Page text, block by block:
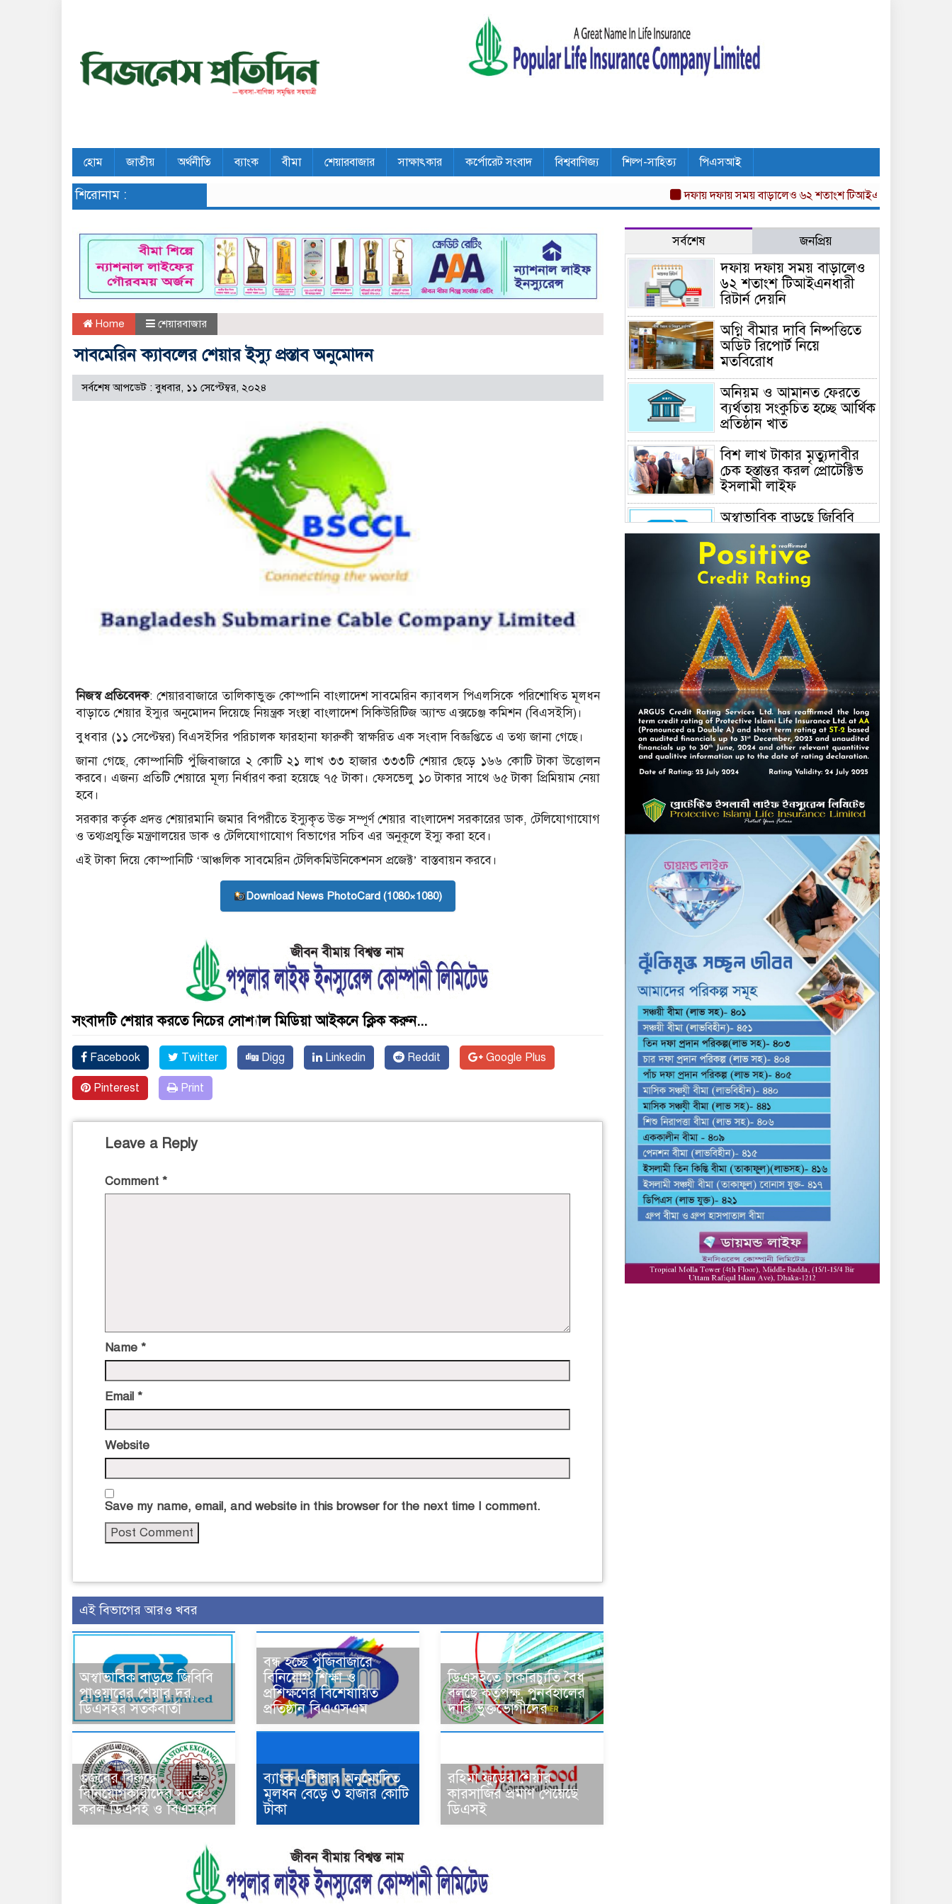
হোম জাতীয় অর্থনীতি ব্যাংক বীমা শেয়ারবাজার সাক্ষাৎকার কর্পোরেট সংবাদ বিশ্ববাণিজ্য শিল্প-সাহিত্য পিএসআই
শিরোনাম : দফায় দফায় সময় বাড়ালেও ৬২ শতাংশ টিআইএনধারী রিটার্ন দেয়নি
Home শেয়ারবাজার
সাবমেরিন ক্যাবলের শেয়ার ইস্যু প্রস্তাব অনুমোদন
সর্বশেষ আপডেট : বুধবার, ১১ সেপ্টেম্বর, ২০২৪
নিজস্ব প্রতিবেদক: শেয়ারবাজারে তালিকাভুক্ত কোম্পানি বাংলাদেশ সাবমেরিন ক্যাবলস পিএলসিকে পরিশোধিত মূলধন
বাড়াতে শেয়ার ইস্যুর অনুমোদন দিয়েছে নিয়ন্ত্রক সংস্থা বাংলাদেশ সিকিউরিটিজ অ্যান্ড এক্সচেঞ্জ কমিশন (বিএসইসি)।
বুধবার (১১ সেপ্টেম্বর) বিএসইসির পরিচালক ফারহানা ফারুকী স্বাক্ষরিত এক সংবাদ বিজ্ঞপ্তিতে এ তথ্য জানা গেছে।
জানা গেছে, কোম্পানিটি পুঁজিবাজারে ২ কোটি ২১ লাখ ৩৩ হাজার ৩৩৩টি শেয়ার ছেড়ে ১৬৬ কোটি টাকা উত্তোলন
করবে। এজন্য প্রতিটি শেয়ারে মূল্য নির্ধারণ করা হয়েছে ৭৫ টাকা। ফেসভেলু ১০ টাকার সাথে ৬৫ টাকা প্রিমিয়াম নেয়া
হবে।
সরকার কর্তৃক প্রদত্ত শেয়ারমানি জমার বিপরীতে ইস্যুকৃত উক্ত সম্পূর্ণ শেয়ার বাংলাদেশ সরকারের ডাক, টেলিযোগাযোগ
ও তথ্যপ্রযুক্তি মন্ত্রণালয়ের ডাক ও টেলিযোগাযোগ বিভাগের সচিব এর অনুকূলে ইস্যু করা হবে।
এই টাকা দিয়ে কোম্পানিটি ‘আঞ্চলিক সাবমেরিন টেলিকমিউনিকেশনস প্রজেক্ট’ বাস্তবায়ন করবে।
Download News PhotoCard (1080×1080)
সংবাদটি শেয়ার করতে নিচের সোশ্যাল মিডিয়া আইকনে ক্লিক করুন...
Facebook Twitter Digg Linkedin Reddit Google Plus
Pinterest Print
Leave a Reply
Comment *
Name *
Email *
Website
Save my name, email, and website in this browser for the next time I comment.
এই বিভাগের আরও খবর
অস্বাভাবিক বাড়ছে জিবিবি
পাওয়ারের শেয়ার দর,
ডিএসইর সতর্কবার্তা
বন্ধ হচ্ছে পুঁজিবাজারে
বিনিয়োগ শিক্ষা ও
প্রশিক্ষণের বিশেষায়িত
প্রতিষ্ঠান বিএএসএম
ডিএসইতে চাকরিচ্যুতি বৈধ
বলছে কর্তৃপক্ষ, পুনর্বহালের
দাবি ভুক্তভোগীদের
গুজবের বিরুদ্ধে
বিনিয়োগকারীদের সতর্ক
করল ডিএসই ও বিএসইসি
ব্যাংক এশিয়ার অনুমোদিত
মূলধন বেড়ে ৩ হাজার কোটি
টাকা
রহিমা ফুডের শেয়ার
কারসাজির প্রমাণ পেয়েছে
ডিএসই
সর্বশেষ জনপ্রিয়
দফায় দফায় সময় বাড়ালেও
৬২ শতাংশ টিআইএনধারী
রিটার্ন দেয়নি
অগ্নি বীমার দাবি নিষ্পত্তিতে
অডিট রিপোর্ট নিয়ে
মতবিরোধ
অনিয়ম ও আমানত ফেরতে
ব্যর্থতায় সংকুচিত হচ্ছে আর্থিক
প্রতিষ্ঠান খাত
বিশ লাখ টাকার মৃত্যুদাবীর
চেক হস্তান্তর করল প্রোটেক্টিভ
ইসলামী লাইফ
অস্বাভাবিক বাড়ছে জিবিবি
পাওয়ারের শেয়ার দর,
ডিএসইর সতর্কবার্তা